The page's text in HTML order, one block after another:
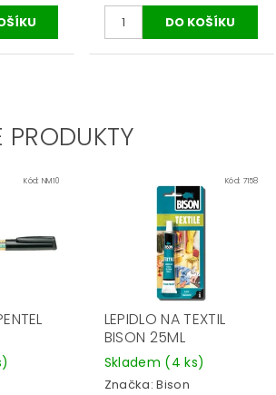
PRODUKTY
Kód:NM10 Kód: 7158
LEPIDLO NA TEXTIL
BISON 25ML
Skladem (4 ks)
Značka:Bison